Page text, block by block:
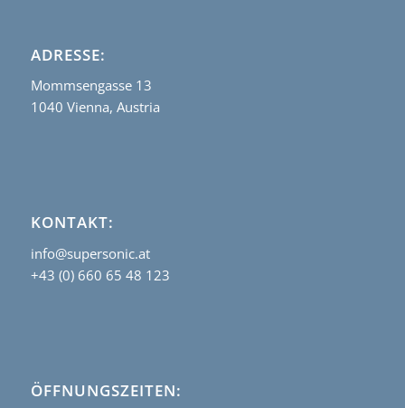
ADRESSE:
Mommsengasse 13
1040 Vienna, Austria
KONTAKT:
info@supersonic.at
+43 (0) 660 65 48 123
ÖFFNUNGSZEITEN: